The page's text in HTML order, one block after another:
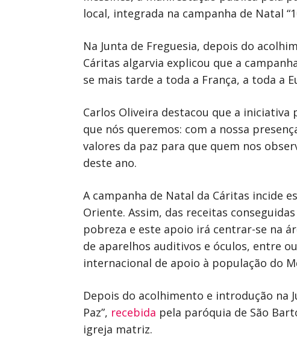
local, integrada na campanha de Natal
Na Junta de Freguesia, depois do
Cáritas algarvia explicou que a
se mais tarde a toda a França, a toda a
Carlos Oliveira destacou que a iniciativa
que nós queremos: com a nossa
valores da paz para que quem nos
deste ano.
A campanha de Natal da Cáritas incide
Oriente. Assim, das receitas
pobreza e este apoio irá centrar-se na
de aparelhos auditivos e óculos, entre
internacional de apoio à população do
Depois do acolhimento e introdução na
Paz”, recebida pela paróquia de São
igreja matriz.